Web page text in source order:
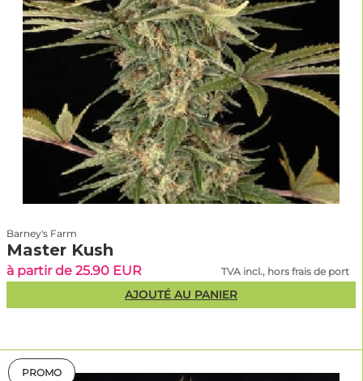
Barney's Farm
Master Kush
à partir de 25.90 EUR TVA incl., hors frais de port
AJOUTÉ AU PANIER
PROMO